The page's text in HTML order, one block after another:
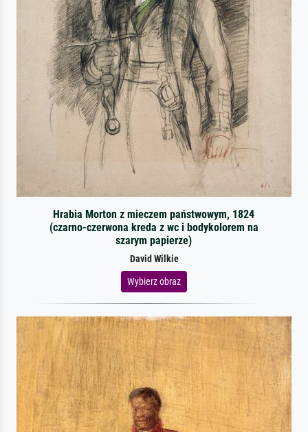
Hrabia Morton z mieczem państwowym, 1824
(czarno-czerwona kreda z wc i bodykolorem na
szarym papierze)
David Wilkie
Wybierz obraz